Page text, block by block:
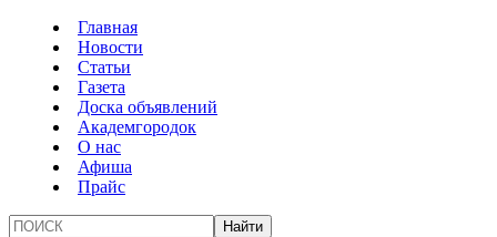
Главная
Новости
Статьи
Газета
Доска объявлений
Академгородок
О нас
Афиша
Прайс